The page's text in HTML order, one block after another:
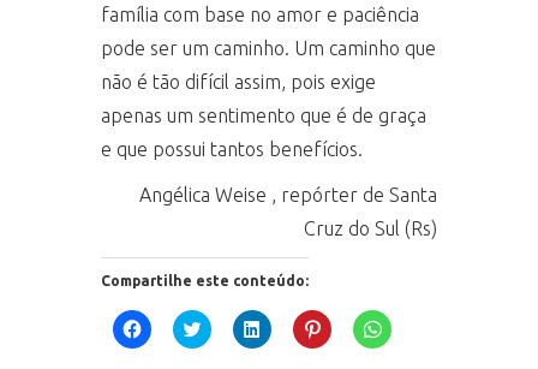
família com base no amor e paciência
pode ser um caminho. Um caminho que
não é tão difícil assim, pois exige
apenas um sentimento que é de graça
e que possui tantos benefícios.
Angélica Weise , repórter de Santa
Cruz do Sul (Rs)
Compartilhe este conteúdo:
Clique
para
Clique
para
Clique
para
Clique
para
Clique
para